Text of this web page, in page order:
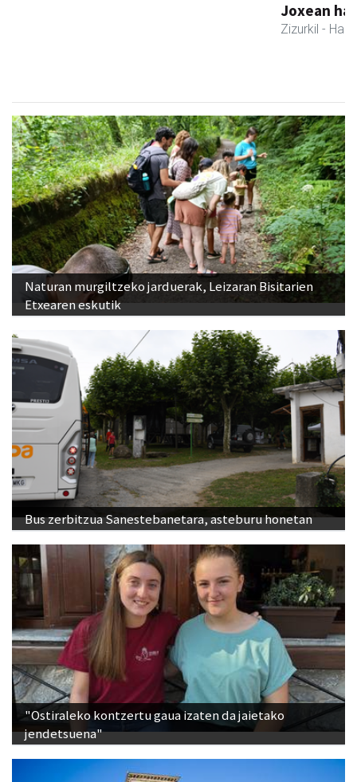
Naturan murgiltzeko jarduerak, Leizaran Bisitarien
Etxearen eskutik
Bus zerbitzua Sanestebanetara, asteburu honetan
"Ostiraleko kontzertu gaua izaten da jaietako
jendetsuena"